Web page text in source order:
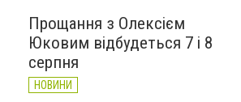
Прощання з Олексієм
Юковим відбудеться 7 і 8
серпня
НОВИНИ